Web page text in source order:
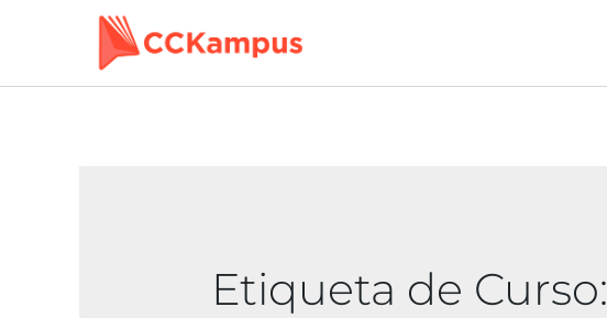
Etiqueta de Curso: